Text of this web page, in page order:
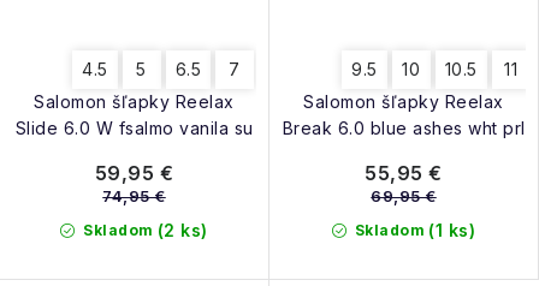
Salomon šľapky Reelax
Slide 6.0 W fsalmo vanila su
4.5 5 6.5 7
Skladom (2 ks)
59,95 €
74,95 €
Salomon šľapky Reelax
Break 6.0 blue ashes wht prl
9.5 10 10.5 11
Skladom (1 ks)
55,95 €
69,95 €